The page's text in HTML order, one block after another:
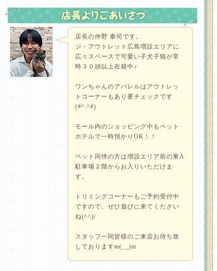
店長の仲野 泰司です。
ジ・アウトレット広島増設エリアに
広々スペースで可愛い子犬子猫が常
時３０頭以上在籍中♪
ワンちゃんのアパレルはアウトレッ
トコーナーもあり要チェックです
(#^.^#)
モール内のショッピング中もペット
ホテルで一時預かりOK！！
ペット同伴の方は増設エリア前の東A
駐車場２階からお入りいただけま
す。
トリミングコーナーもご予約受付中
ですので、ぜひ遊びに来てください
ね(^^)/
スタッフ一同皆様のご来店お待ち致
しておりますm(__)m